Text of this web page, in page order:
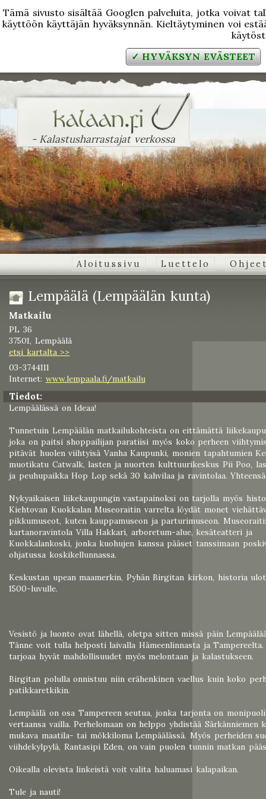
Tämä sivusto sisältää Googlen palveluita, jotka voivat
käyttöön käyttäjän hyväksynnän. Kieltäytyminen voi
✓ HYVÄKSYN EVÄSTEET
- Kalastusharrastajat verkossa
Aloitussivu Luettelo
Lempäälä (Lempäälän kunta)
Matkailu
PL 36
37501, Lempäälä
etsi kartalta >>
03-3744111
Internet: www.lempaala.fi/matkailu
Tiedot:
Lempäälässä on Ideaa!
Tunnetuin Lempäälän matkailukohteista on eittämättä
joka on paitsi shoppailijan paratiisi myös koko perheen
pitävät huolen viihtyisä Vanha Kaupunki, monien tapahtumien
muotikatu Catwalk, lasten ja nuorten kulttuurikeskus Pii Poo,
ja peuhupaikka Hop Lop sekä 30 kahvilaa ja ravintolaa.
Nykyaikaisen liikekaupungin vastapainoksi on tarjolla myös
Kiehtovan Kuokkalan Museoraitin varrelta löydät monet
pikkumuseot, kuten kauppamuseon ja parturimuseon.
kartanoravintola Villa Hakkari, arboretum-alue, kesäteatteri ja
Kuokkalankoski, jonka kuohujen kanssa pääset tanssimaan
ohjatussa koskikellunnassa.
Keskustan upean maamerkin, Pyhän Birgitan kirkon, historia
1500-luvulle.
Vesistö ja luonto ovat lähellä, oletpa sitten missä päin
Tänne voit tulla helposti laivalla Hämeenlinnasta ja Tampereelta.
tarjoaa hyvät mahdollisuudet myös melontaan ja kalastukseen.
Birgitan polulla onnistuu niin erähenkinen vaellus kuin koko
patikkaretkikin.
Lempäälä on osa Tampereen seutua, jonka tarjonta on
vertaansa vailla. Perhelomaan on helppo yhdistää Särkänniemen
mukava maatila- tai mökkiloma Lempäälässä. Myös perheiden
viihdekylpylä, Rantasipi Eden, on vain puolen tunnin matkan
Oikealla olevista linkeistä voit valita haluamasi kalapaikan.
Tule ja nauti!